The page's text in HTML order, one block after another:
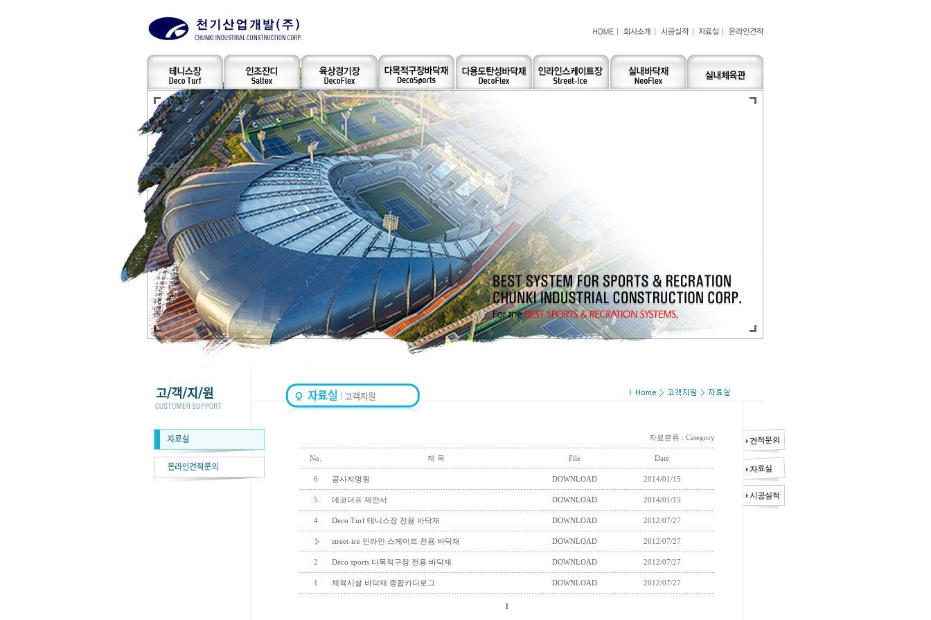
자료분류 : Category
No. 제 목 File Date
6 공사지명원 DOWNLOAD 2014/01/15
5 데코더프 제안서 DOWNLOAD 2014/01/15
4 Deco Turf 테니스장 전용 바닥재 DOWNLOAD 2012/07/27
street-ice 인라인 스케이트 전용 바닥재 DOWNLOAD 2012/07/27
2 Deco sports 다목적구장 전용 바닥재 DOWNLOAD 2012/07/27
1 체육시설 바닥재 종합카다로그 DOWNLOAD 2012/07/27
1